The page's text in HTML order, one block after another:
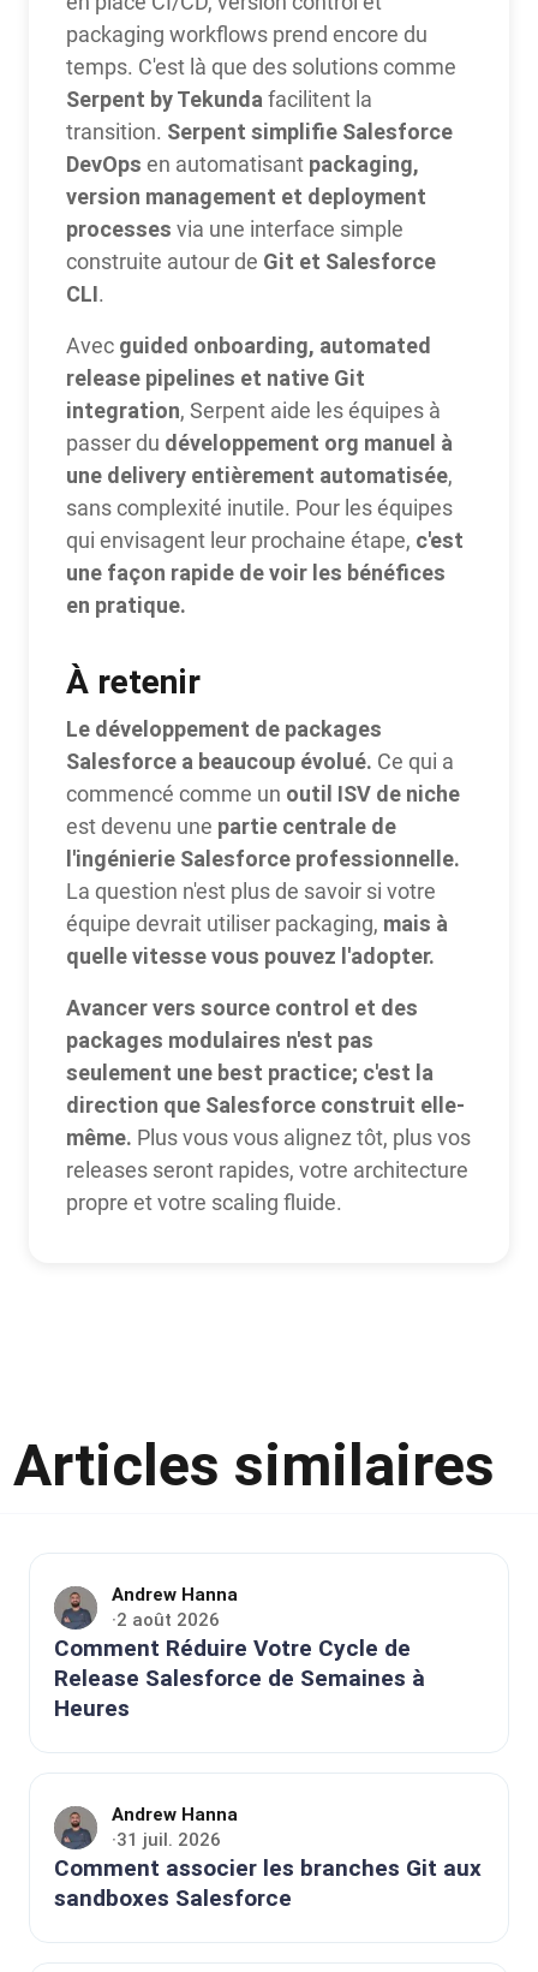
packaging workflows prend encore du
temps. C'est là que des solutions comme
Serpent by Tekunda facilitent la
transition. Serpent simplifie Salesforce
DevOps en automatisant packaging,
version management et deployment
processes via une interface simple
construite autour de Git et Salesforce
CLI.
Avec guided onboarding, automated
release pipelines et native Git
integration, Serpent aide les équipes à
passer du développement org manuel à
une delivery entièrement automatisée,
sans complexité inutile. Pour les équipes
qui envisagent leur prochaine étape, c'est
une façon rapide de voir les bénéfices
en pratique.
À retenir
Le développement de packages
Salesforce a beaucoup évolué. Ce qui a
commencé comme un outil ISV de niche
est devenu une partie centrale de
l'ingénierie Salesforce professionnelle.
La question n'est plus de savoir si votre
équipe devrait utiliser packaging, mais à
quelle vitesse vous pouvez l'adopter.
Avancer vers source control et des
packages modulaires n'est pas
seulement une best practice; c'est la
direction que Salesforce construit elle-
même. Plus vous vous alignez tôt, plus vos
releases seront rapides, votre architecture
propre et votre scaling fluide.
Articles similaires
Andrew Hanna
·2 août 2026
Comment Réduire Votre Cycle de
Release Salesforce de Semaines à
Heures
Andrew Hanna
·31 juil. 2026
Comment associer les branches Git aux
sandboxes Salesforce